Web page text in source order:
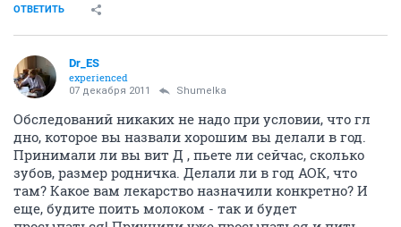
ОТВЕТИТЬ
Dr_ES
experienced
07 декабря 2011 Shumelka
Обследований никаких не надо при условии, что гл
дно, которое вы назвали хорошим вы делали в год.
Принимали ли вы вит Д , пьете ли сейчас, сколько
зубов, размер родничка. Делали ли в год АОК, что
там? Какое вам лекарство назначили конкретно? И
еще, будите поить молоком - так и будет